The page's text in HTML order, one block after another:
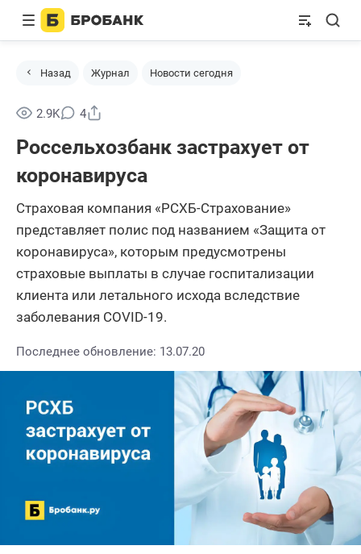
Назад Журнал Новости сегодня
2.9K 4
Россельхозбанк застрахует от
коронавируса
Страховая компания «РСХБ-Страхование»
представляет полис под названием «Защита от
коронавируса», которым предусмотрены
страховые выплаты в случае госпитализации
клиента или летального исхода вследствие
заболевания COVID-19.
Последнее обновление: 13.07.20